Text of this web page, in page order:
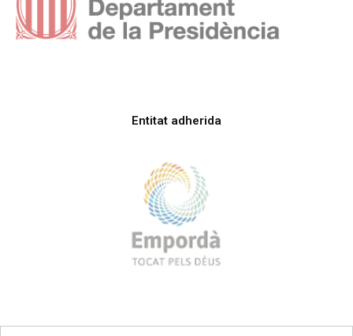
Entitat adherida